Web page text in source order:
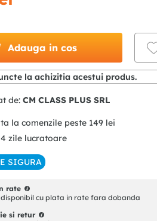
Adauga in cos
la achizitia acestui produs.
de: CM CLASS PLUS SRL
la comenzile peste 149 lei
zile lucratoare
SIGURA
rate
cu plata in rate fara dobanda
si retur